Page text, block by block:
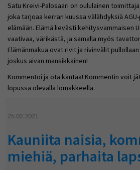
Satu Kreivi-Palosaari on oululainen
joka tarjoaa kerran kuussa välähdyksiä
elämään. Elämä lievästi kehitysvammaisen
vaativaa, värikästä, ja samalla myös
Elämänmakua ovat rivit ja rivinvälit
joskus aivan mansikkainen!
Kommentoi ja ota kantaa! Kommentin voit
lopussa olevalla lomakkeella.
25.02.2021
Kauniita naisia,
miehiä, parhaita